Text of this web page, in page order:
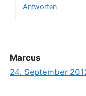
Antworten
Marcus
24. September